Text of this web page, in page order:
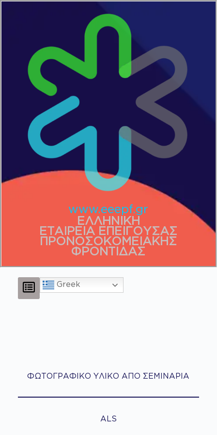
ΕΛΛΗΝΙΚΗ
ΕΤΑΙΡΕΙΑ ΕΠΕΙΓΟΥΣΑΣ
ΠΡΟΝΟΣΟΚΟΜΕΙΑΚΗΣ
ΦΡΟΝΤΙΔΑΣ
www.eeepf.gr
Greek
ΦΩΤΟΓΡΑΦΙΚΟ ΥΛΙΚΟ ΑΠΟ ΣΕΜΙΝΑΡΙΑ
ALS